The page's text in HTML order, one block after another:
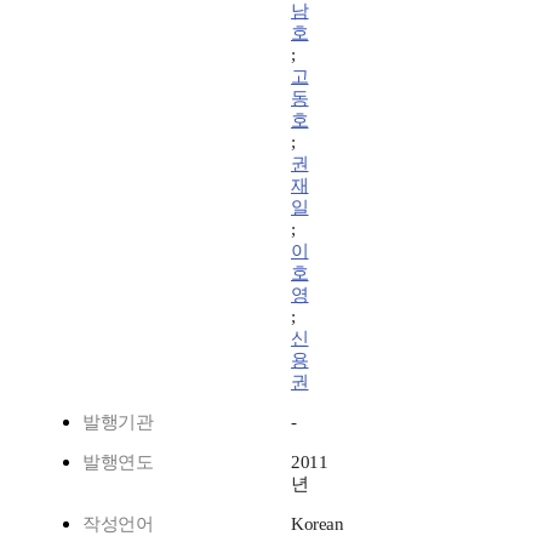
남
호
;
고
동
호
;
권
재
일
;
이
호
영
;
신
용
권
발행기관 -
발행연도
2011
년
작성언어 Korean